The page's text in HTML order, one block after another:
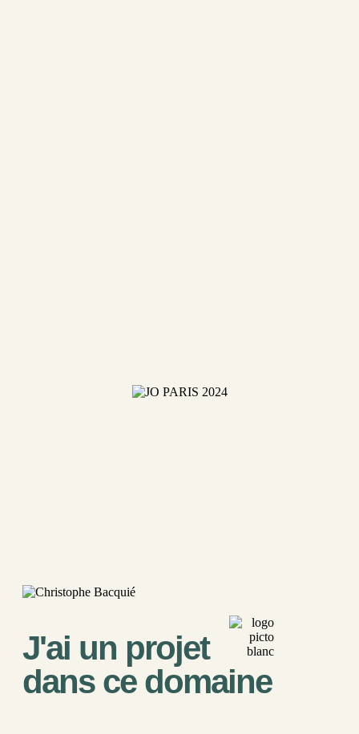
JO Paris 2024
Rayonnement de la gastronomie dans les espaces d’hospitalité
officiels de Paris 2024 : 8 chefs lors de la Cérémonie d’Ouverture et
40 chefs mobilisés sur 9 sites olympiques. Sélection,
contractualisation, coordination traiteurs, validation des menus,
accréditations et accompagnement terrain.
J'ai un projet
dans ce domaine